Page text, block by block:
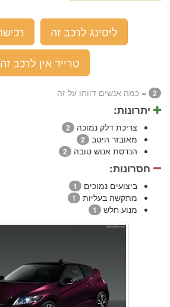
ליסינג לרכב זה
טרייד אין לרכב זה
2 = כמה אנשים דווחו על זה
יתרונות:
צריכת דלק נמוכה 2
מאובזר היטב 2
הנדסת אנוש טובה 2
חסרונות:
ביצועים נמוכים 1
מתקשה בעליות 1
מנוע חלש 1